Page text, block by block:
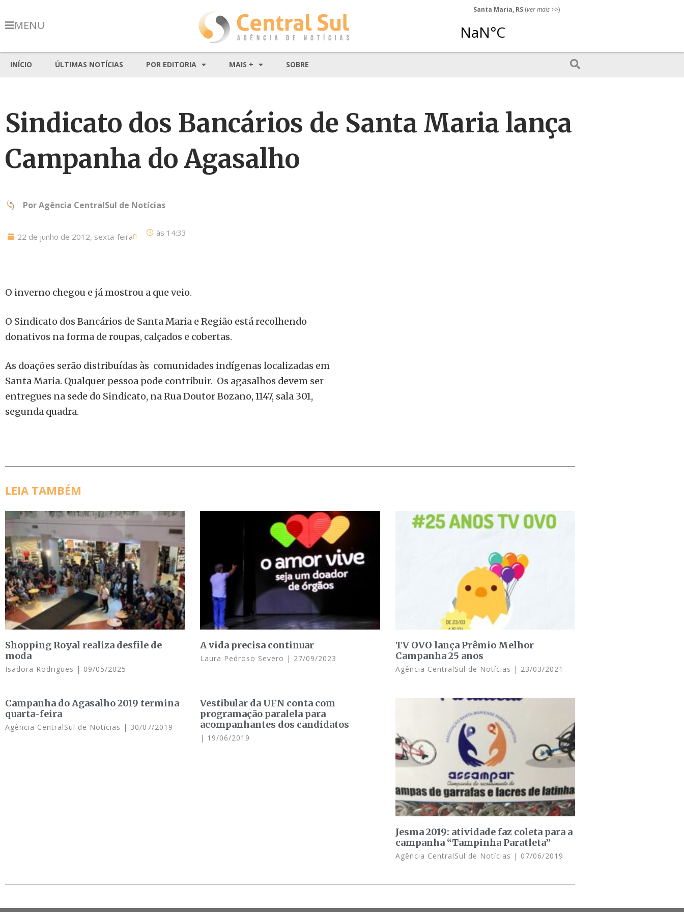
MENU
Santa Maria, RS (ver mais >>)
INÍCIO ÚLTIMAS NOTÍCIAS POR EDITORIA MAIS + SOBRE
Sindicato dos Bancários de Santa Maria lança
Campanha do Agasalho
PorAgência CentralSul de Notícias
22 de junho de 2012, sexta-feira às 14:33
O inverno chegou e já mostrou a que veio.
O Sindicato dos Bancários de Santa Maria e Região está recolhendo
donativos na forma de roupas, calçados e cobertas.
As doações serão distribuídas às comunidades indígenas localizadas em
Santa Maria. Qualquer pessoa pode contribuir. Os agasalhos devem ser
entregues na sede do Sindicato, na Rua Doutor Bozano, 1147, sala 301,
segunda quadra.
LEIA TAMBÉM
Shopping Royal realiza desfile de
moda
Isadora Rodrigues 09/05/2025
A vida precisa continuar
Laura Pedroso Severo 27/09/2023
TV OVO lança Prêmio Melhor
Campanha 25 anos
Agência CentralSul de Notícias 23/03/2021
Campanha do Agasalho 2019 termina
quarta-feira
Agência CentralSul de Notícias 30/07/2019
Vestibular da UFN conta com
programação paralela para
acompanhantes dos candidatos
19/06/2019
Jesma 2019: atividade faz coleta para a
campanha “Tampinha Paratleta”
Agência CentralSul de Notícias 07/06/2019